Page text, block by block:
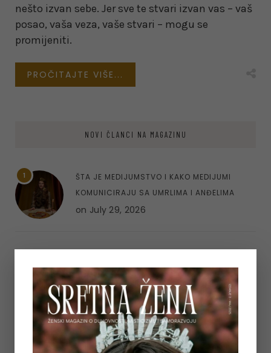
nešto izvan sebe. Jer sve te stvari izvan vas – vaš
posao, vaša veza, vaše stvari – mogu se
promijeniti.
PROČITAJTE VIŠE...
NOVI ČLANCI NA MAGAZINU
1
ŠTA JE MEDIJUMSTVO I KAKO MEDIJUMI
KOMUNICIRAJU SA UMRLIMA I ANĐELIMA
on July 29, 2026
RANJENOG ISCJELITELJA I PUT UNUTARNJEG
ISCJELJENJA
July 23, 2026